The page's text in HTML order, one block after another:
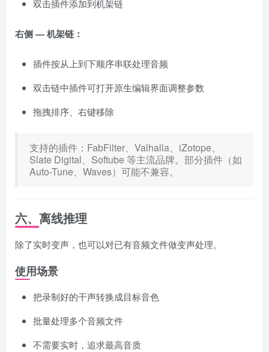
双击插件添加到机架链
右侧 — 机架链：
插件按从上到下顺序串联处理音频
双击链中插件可打开原生编辑界面调整参数
拖拽排序、右键移除
支持的插件：FabFilter、Valhalla、iZotope、
Slate Digital、Softube 等主流品牌。部分插件（如
Auto-Tune、Waves）可能不兼容。
六、离线推理
除了实时变声，也可以对已有音频文件做变声处理。
使用场景
把录制好的干声转换成目标音色
批量处理多个音频文件
不需要实时，追求最高音质